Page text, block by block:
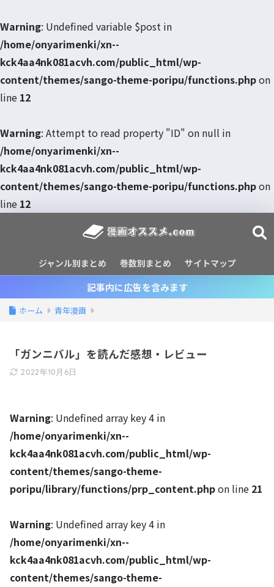
Warning: Undefined variable $post in
/home/onyarimenki/xn--
kck4aa4nk081acvh.com/public_html/wp-
content/themes/sango-theme-poripu/functions.phpon
line 12
Warning: Attempt to read property "ID" on null in
/home/onyarimenki/xn--
kck4aa4nk081acvh.com/public_html/wp-
content/themes/sango-theme-poripu/functions.phpon
line 12
ジャンル別まとめ 巻数別まとめ サイトマップ
記事内に広告を含みます
ホーム 青年漫画
「ガンニバル」を読んだ感想・レビュー
2022年10月6日
Warning: Undefined array key 4 in
/home/onyarimenki/xn--
kck4aa4nk081acvh.com/public_html/wp-
content/themes/sango-theme-
poripu/library/functions/prp_content.phpon line 21
Warning: Undefined array key 4 in
/home/onyarimenki/xn--
kck4aa4nk081acvh.com/public_html/wp-
content/themes/sango-theme-